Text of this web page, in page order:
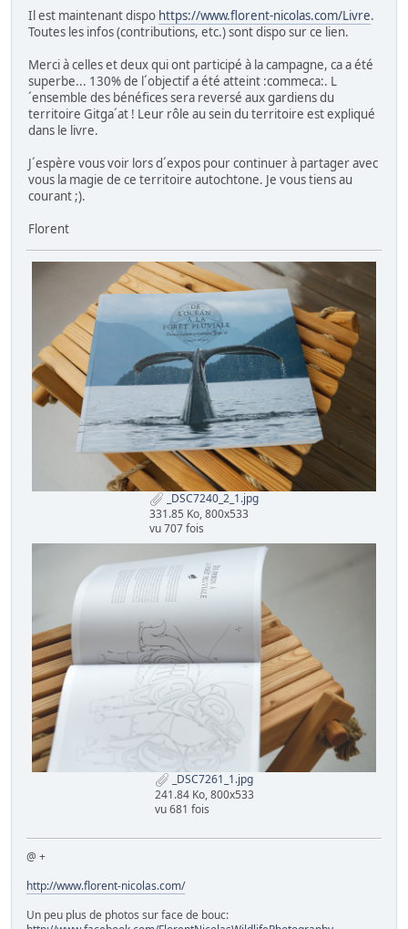
Il est maintenant dispo https://www.florent-nicolas.com/Livre.
Toutes les infos (contributions, etc.) sont dispo sur ce lien.
Merci à celles et deux qui ont participé à la campagne, ca a été
superbe... 130% de l´objectif a été atteint :commeca:. L
´ensemble des bénéfices sera reversé aux gardiens du
territoire Gitga´at ! Leur rôle au sein du territoire est expliqué
dans le livre.
J´espère vous voir lors d´expos pour continuer à partager avec
vous la magie de ce territoire autochtone. Je vous tiens au
courant ;).
Florent
_DSC7240_2_1.jpg
331.85 Ko, 800x533
vu 707 fois
_DSC7261_1.jpg
241.84 Ko, 800x533
vu 681 fois
@ +
http://www.florent-nicolas.com/
Un peu plus de photos sur face de bouc: